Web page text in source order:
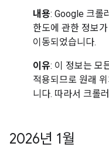
내용: Google 크롤
한도에 관한 정보가
이동되었습니다.
이유: 이 정보는 모
적용되므로 원래
니다. 따라서 크롤
2026년 1월